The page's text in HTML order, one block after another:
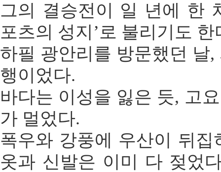
그의 결승전이 일 년에 한
포츠의 성지’로 불리기도 한
하필 광안리를 방문했던 날
행이었다.
바다는 이성을 잃은 듯, 고
가 멀었다.
폭우와 강풍에 우산이 뒤집
옷과 신발은 이미 다 젖었